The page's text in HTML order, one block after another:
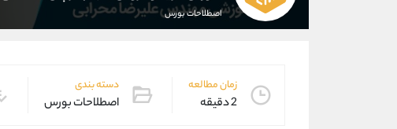
اصطلاحات بورس
زمان مطالعه
2 دقیقه
دسته بندی
اصطلاحات بورس